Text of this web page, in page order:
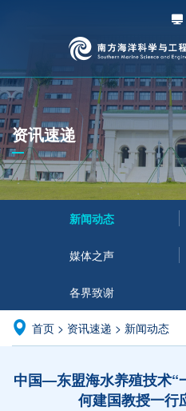
资讯速递
新闻动态
媒体之声
各界致谢
首页 > 资讯速递 > 新闻动态
中国—东盟海水养殖技术“
何建国教授一行